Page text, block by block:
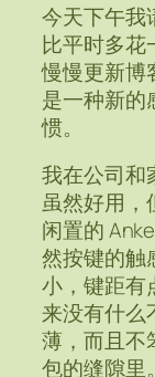
今天下午我
比平时多花
慢慢更新博
是一种新的
惯。
我在公司和
虽然好用，
闲置的
然按键的触
小，键距有
来没有什么
薄，而且不
包的缝隙里